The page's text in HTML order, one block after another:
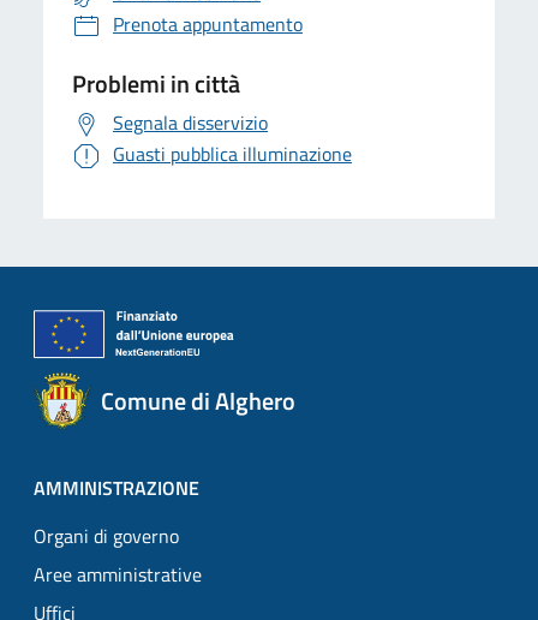
Prenota appuntamento
Problemi in città
Segnala disservizio
Guasti pubblica illuminazione
Comune di Alghero
AMMINISTRAZIONE
Organi di governo
Aree amministrative
Uffici